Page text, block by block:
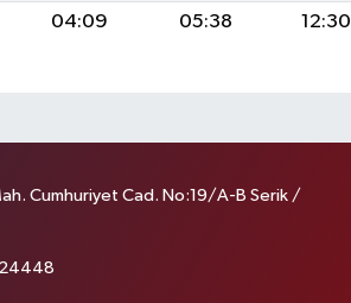
04:09 05:38 12:30
Cumhuriyet Cad. No:19/A-B Serik /